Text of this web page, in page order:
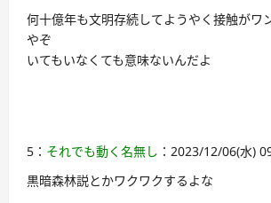
何十億年も文明存続してようやく接触がワ
やぞ
いてもいなくても意味ないんだよ
5： それでも動く名無し ：2023/12/06(水)
黒暗森林説とかワクワクするよな